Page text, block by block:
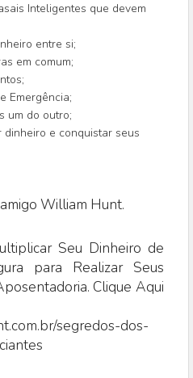
Inteligentes que devem
entre si;
em comum;
Emergência;
um do outro;
e conquistar seus
William Hunt.
Seu Dinheiro de
para Realizar Seus
Clique Aqui
segredos-dos-